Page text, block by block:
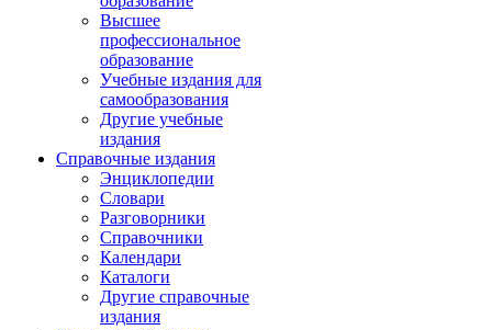
Высшее
профессиональное
образование
Учебные издания для
самообразования
Другие учебные
издания
Справочные издания
Энциклопедии
Словари
Разговорники
Справочники
Календари
Каталоги
Другие справочные
издания